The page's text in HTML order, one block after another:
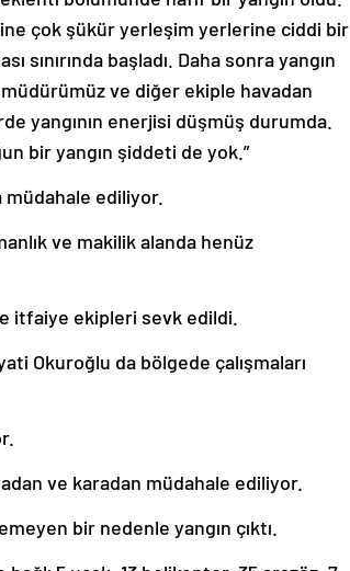
çok şükür yerleşim yerlerine ciddi bir
başladı. Daha sonra yangın
ve diğer ekiple havadan
yangının enerjisi düşmüş durumda.
bir yangın şiddeti de yok.”
müdahale ediliyor.
ve makilik alanda henüz
itfaiye ekipleri sevk edildi.
Okuroğlu da bölgede çalışmaları
ve karadan müdahale ediliyor.
bir nedenle yangın çıktı.